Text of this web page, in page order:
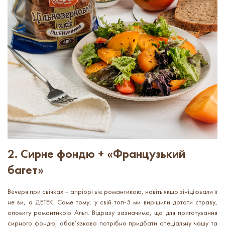
2. Сирне фондю + «Французький
багет»
Вечеря при свічках – апріорі віє романтикою, навіть якщо зініціювали її
не ви, а ДЕТЕК. Саме тому, у свій топ-5 ми вирішили дотати страву,
оповиту романтикою Альп. Відразу зазначимо, що для приготування
сирного фондю, обов’язково потрібно придбати спеціальну чашу та